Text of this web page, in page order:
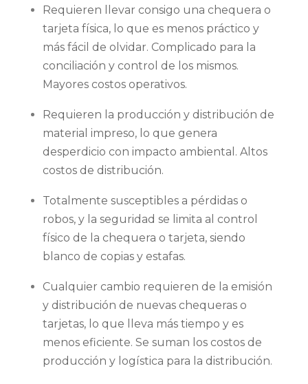
Requieren llevar consigo una chequera o
tarjeta física, lo que es menos práctico y
más fácil de olvidar. Complicado para la
conciliación y control de los mismos.
Mayores costos operativos.
Requieren la producción y distribución de
material impreso, lo que genera
desperdicio con impacto ambiental. Altos
costos de distribución.
Totalmente susceptibles a pérdidas o
robos, y la seguridad se limita al control
físico de la chequera o tarjeta, siendo
blanco de copias y estafas.
Cualquier cambio requieren de la emisión
y distribución de nuevas chequeras o
tarjetas, lo que lleva más tiempo y es
menos eficiente. Se suman los costos de
producción y logística para la distribución.